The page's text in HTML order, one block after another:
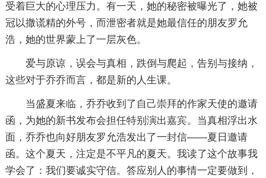
受着巨大的心理压力。有一天，她的秘密被曝光了，她被
冠以撒谎精的外号，而泄密者就是她最信任的朋友罗允
浩，她的世界蒙上了一层灰色。
爱与原谅，误会与真相，跌倒与爬起，告别与接纳，
这些对于乔乔而言，都是新的人生课。
当盛夏来临，乔乔收到了自己崇拜的作家天使的邀请
函，为她的新书发布会担任特别演出嘉宾。当真相浮出水
面，乔乔也向好朋友罗允浩发出了一封信——夏日邀请
函。这个夏天，注定是不平凡的夏天。我读了这个故事我
学会了：我们要诚实守信。答应别人的事情一定要做到，